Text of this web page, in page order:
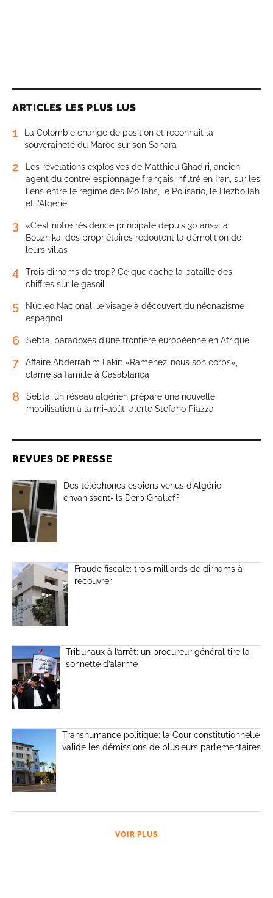
ARTICLES LES PLUS LUS
1
La Colombie change de position et reconnaît la
souveraineté du Maroc sur son Sahara
2
Les révélations explosives de Matthieu Ghadiri, ancien
agent du contre-espionnage français infiltré en Iran, sur les
liens entre le régime des Mollahs, le Polisario, le Hezbollah
et l’Algérie
3
«C’est notre résidence principale depuis 30 ans»: à
Bouznika, des propriétaires redoutent la démolition de
leurs villas
4
Trois dirhams de trop? Ce que cache la bataille des
chiffres sur le gasoil
5
Núcleo Nacional, le visage à découvert du néonazisme
espagnol
6 Sebta, paradoxes d’une frontière européenne en Afrique
7
Affaire Abderrahim Fakir: «Ramenez-nous son corps»,
clame sa famille à Casablanca
8
Sebta: un réseau algérien prépare une nouvelle
mobilisation à la mi-août, alerte Stefano Piazza
REVUES DE PRESSE
Des téléphones espions venus d’Algérie
envahissent-ils Derb Ghallef?
Fraude fiscale: trois milliards de dirhams à
recouvrer
Tribunaux à l’arrêt: un procureur général tire la
sonnette d’alarme
Transhumance politique: la Cour constitutionnelle
valide les démissions de plusieurs parlementaires
VOIR PLUS